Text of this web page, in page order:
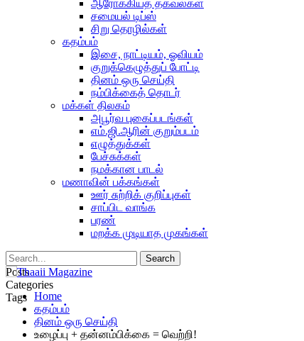
ஆரோக்கியத் தகவல்கள்
சமையல் டிப்ஸ்
சிறு தொழில்கள்
கதம்பம்
இசை, நாட்டியம், ஓவியம்
குறுக்கெழுத்துப் போட்டி
தினம் ஒரு செய்தி
நம்பிக்கைத் தொடர்
மக்கள் திலகம்
அபூர்வ புகைப்படங்கள்
எம்.ஜி.ஆரின் குறும்படம்
எழுத்துக்கள்
பேச்சுக்கள்
நமக்கான பாடல்
மணாவின் பக்கங்கள்
ஊர் சுற்றிக் குறிப்புகள்
சாப்பிட வாங்க
பரண்
மறக்க முடியாத முகங்கள்
Posts
Categories
Tags Home
கதம்பம்
தினம் ஒரு செய்தி
உழைப்பு + தன்னம்பிக்கை = வெற்றி!